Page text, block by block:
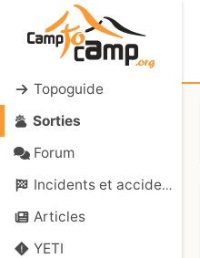
Topoguide
Sorties
Forum
Incidents et accidents
Articles
YETI